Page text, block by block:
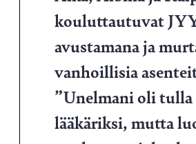
kouluttautuvat
avustamana ja
vanhoillisia
”Unelmani oli tulla
lääkäriksi, mutta